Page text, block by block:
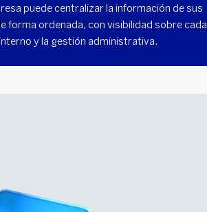
puede centralizar la información de sus
forma ordenada, con visibilidad sobre cada
y la gestión administrativa.